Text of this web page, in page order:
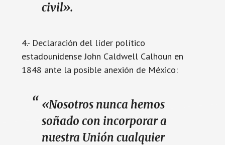
civil».
4.- Declaración del líder político
estadounidense John Caldwell Calhoun en
1848 ante la posible anexión de México:
«Nosotros nunca hemos
soñado con incorporar a
nuestra Unión cualquier